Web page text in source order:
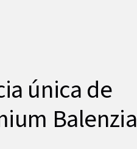
única de
Balenzia